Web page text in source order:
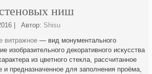
ниш
Автор: Shisu
витражное — вид монументального
изобразительного декоративного искусства
из цветного стекла, рассчитанное
и предназначенное для заполнения проёма,